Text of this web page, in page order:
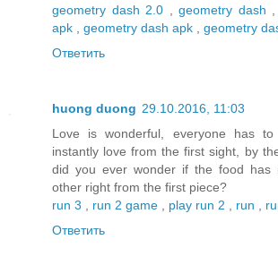
geometry dash 2.0 ,geometry dash
apk
geometry dash apk
geometry
Ответить
huong duong 29.10.2016, 11:03
Love is wonderful, everyone has
instantly love from the first sight, by
did you ever wonder if the food has
other right from the first piece?
run 3
run 2 game play run 2 run
Ответить